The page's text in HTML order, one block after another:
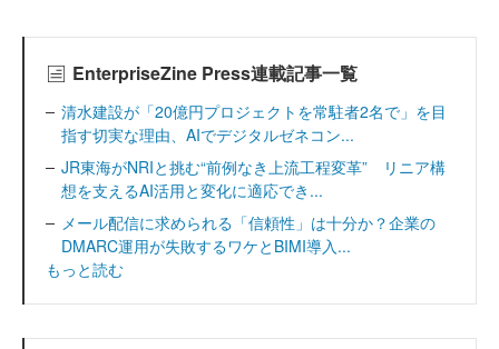
EnterpriseZine Press連載記事一覧
清水建設が「20億円プロジェクトを常駐者2名で」を目
指す切実な理由、AIでデジタルゼネコン...
JR東海がNRIと挑む“前例なき上流工程変革” リニア構
想を支えるAI活用と変化に適応でき...
メール配信に求められる「信頼性」は十分か？企業の
DMARC運用が失敗するワケとBIMI導入...
もっと読む